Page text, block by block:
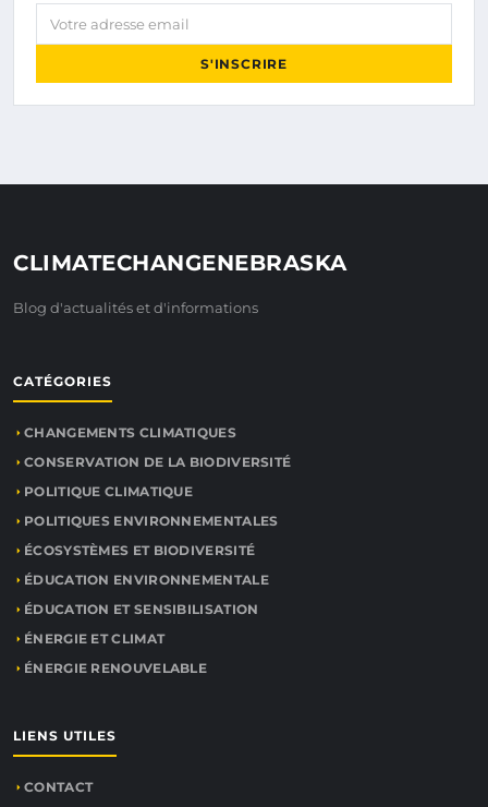
Votre adresse email
S'INSCRIRE
CLIMATECHANGENEBRASKA
Blog d'actualités et d'informations
CATÉGORIES
CHANGEMENTS CLIMATIQUES
CONSERVATION DE LA BIODIVERSITÉ
POLITIQUE CLIMATIQUE
POLITIQUES ENVIRONNEMENTALES
ÉCOSYSTÈMES ET BIODIVERSITÉ
ÉDUCATION ENVIRONNEMENTALE
ÉDUCATION ET SENSIBILISATION
ÉNERGIE ET CLIMAT
ÉNERGIE RENOUVELABLE
LIENS UTILES
CONTACT